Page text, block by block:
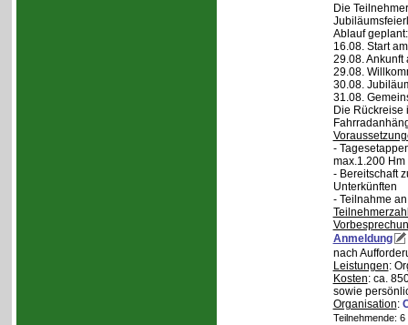
Die
Ablauf geplant:
16.08. Start
29.08. Ankunft
29.08.
30.08.
31.08.
Die Rückreise
-
max.1.200 Hm
- Bereitschaft
Unterkünften
- Teilnahme
Anmeldung
nach
Leistungen:
Kosten: ca.
sowie
Organisation:
Teilnehmende: